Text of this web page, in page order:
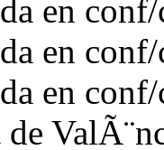
en
en
en